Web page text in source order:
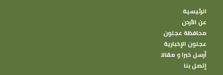
الرئيسية
عن الأردن
محافظة عجلون
عجلون الإخبارية
أرسل خبرا و مقالا
إتصل بنا